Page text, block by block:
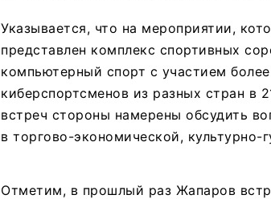
Указывается, что на мероприятии,
представлен комплекс спортивных
компьютерный спорт с участием
киберспортсменов из разных стран в
встреч стороны намерены обсудить
в торгово-экономической,
Отметим, в прошлый раз Жапаров